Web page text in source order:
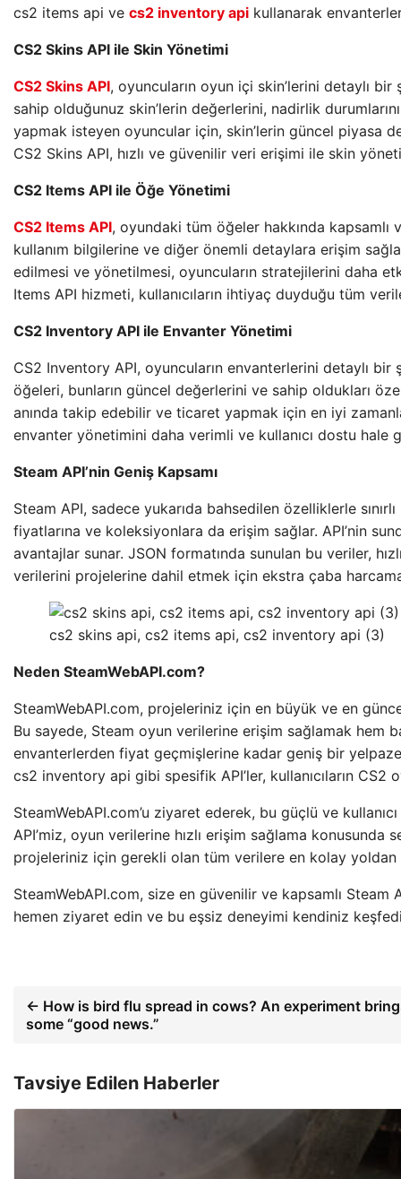
cs2 items api ve cs2 inventory api kullanarak
CS2 Skins API ile Skin Yönetimi
CS2 Skins API, oyuncuların oyun içi skin’lerini detaylı
sahip olduğunuz skin’lerin değerlerini, nadirlik
yapmak isteyen oyuncular için, skin’lerin güncel piyasa
CS2 Skins API, hızlı ve güvenilir veri erişimi ile skin
CS2 Items API ile Öğe Yönetimi
CS2 Items API, oyundaki tüm öğeler hakkında kapsamlı
kullanım bilgilerine ve diğer önemli detaylara erişim
edilmesi ve yönetilmesi, oyuncuların stratejilerini daha
Items API hizmeti, kullanıcıların ihtiyaç duyduğu tüm
CS2 Inventory API ile Envanter Yönetimi
CS2 Inventory API, oyuncuların envanterlerini detaylı
öğeleri, bunların güncel değerlerini ve sahip oldukları
anında takip edebilir ve ticaret yapmak için en iyi
envanter yönetimini daha verimli ve kullanıcı dostu hale
Steam API’nin Geniş Kapsamı
Steam API, sadece yukarıda bahsedilen özelliklerle
fiyatlarına ve koleksiyonlara da erişim sağlar. API’nin
avantajlar sunar. JSON formatında sunulan bu veriler,
verilerini projelerine dahil etmek için ekstra çaba
cs2 skins api, cs2 items api, cs2 inventory api (3)
Neden SteamWebAPI.com?
SteamWebAPI.com, projeleriniz için en büyük ve en
Bu sayede, Steam oyun verilerine erişim sağlamak hem
envanterlerden fiyat geçmişlerine kadar geniş bir
cs2 inventory api gibi spesifik API’ler, kullanıcıların CS2
SteamWebAPI.com’u ziyaret ederek, bu güçlü ve
API’miz, oyun verilerine hızlı erişim sağlama
projeleriniz için gerekli olan tüm verilere en kolay yoldan
SteamWebAPI.com, size en güvenilir ve kapsamlı
hemen ziyaret edin ve bu eşsiz deneyimi kendiniz
← How is bird flu spread in cows? An experiment
some “good news.”
Tavsiye Edilen Haberler